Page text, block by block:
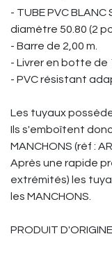
- TUBE PVC BLANC
diamètre 50.80 (2
- Barre de 2,00 m.
- Livrer en botte de
- PVC résistant
Les tuyaux
Ils s'emboîtent
MANCHONS (réf :
Après une rapide
extrémités) les
les MANCHONS.
PRODUIT D'ORIGINE